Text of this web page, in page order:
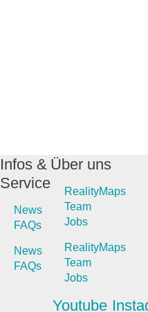
Infos &
Service
News
FAQs
News
FAQs
Über uns
RealityMaps
Team
Jobs
RealityMaps
Team
Jobs
Youtube